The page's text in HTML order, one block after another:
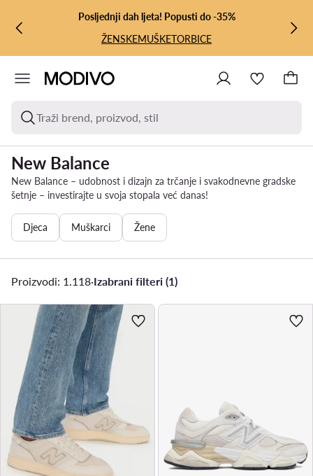
PRIJEĐI NA GLAVNI SADRŽAJ
PRIJEĐI NA PRETRAŽIVANJE
Posljednji dah ljeta! Popusti do -35%
ŽENSKEMUŠKETORBICE
Traži brend, proizvod, stil
New Balance
New Balance – udobnost i dizajn za trčanje i svakodnevne gradske
šetnje – investirajte u svoja stopala već danas!
Djeca Muškarci Žene
Proizvodi: 1.118·Izabrani filteri (1)